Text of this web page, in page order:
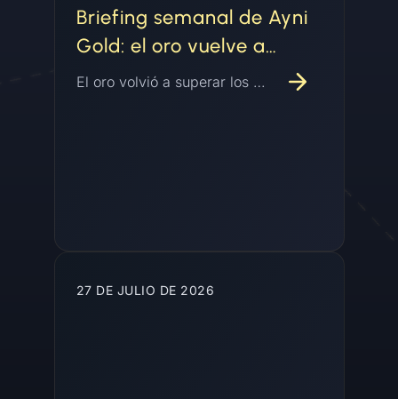
Briefing semanal de Ayni
Gold: el oro vuelve a
encontrar su piso
El oro volvió a superar los USD 4.000 por onza y estaba en camino a su primera ganancia mensual en cuatro meses mientras el dólar se debilitaba, la Fed mantuvo las tasas con disidencia interna, y los datos del Consejo Mundial del Oro mostraron a los bancos centrales y los inversores sosteniendo la demanda mientras el volumen de oro tokenizado ya superó el total de todo 2025.
27 DE JULIO DE 2026